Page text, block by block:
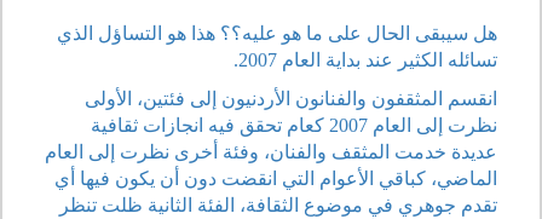
هل سيبقى الحال على ما هو عليه؟؟ هذا هو التساؤل الذي
تسائله الكثير عند بداية العام 2007.
انقسم المثقفون والفنانون الأردنيون إلى فئتين، الأولى
نظرت إلى العام 2007 كعام تحقق فيه انجازات ثقافية
عديدة خدمت المثقف والفنان، وفئة أخرى نظرت إلى العام
الماضي، كباقي الأعوام التي انقضت دون أن يكون فيها أي
تقدم جوهري في موضوع الثقافة، الفئة الثانية ظلت تنظر